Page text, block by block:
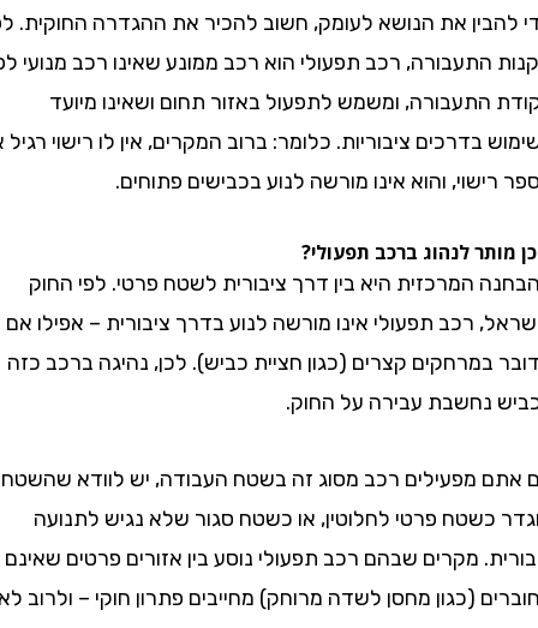
את הנושא לעומק, חשוב להכיר את ההגדרה החוקית. לפי
רכב תפעולי הוא רכב ממונע שאינו רכב מנועי לפי
ומשמש לתפעול באזור תחום ושאינו מיועד
בדרכים ציבוריות. כלומר: ברוב המקרים, אין לו רישוי רגיל או
והוא אינו מורשה לנוע בכבישים פתוחים.
לנהוג ברכב תפעולי?
המרכזית היא בין דרך ציבורית לשטח פרטי. לפי החוק
רכב תפעולי אינו מורשה לנוע בדרך ציבורית – אפילו אם
קצרים (כגון חציית כביש). לכן, נהיגה ברכב כזה
עבירה על החוק.
מפעילים רכב מסוג זה בשטח העבודה, יש לוודא שהשטח
פרטי לחלוטין, או כשטח סגור שלא נגיש לתנועה
מקרים שבהם רכב תפעולי נוסע בין אזורים פרטים שאינם
(כגון מחסן לשדה מרוחק) מחייבים פתרון חוקי – ולרוב לא